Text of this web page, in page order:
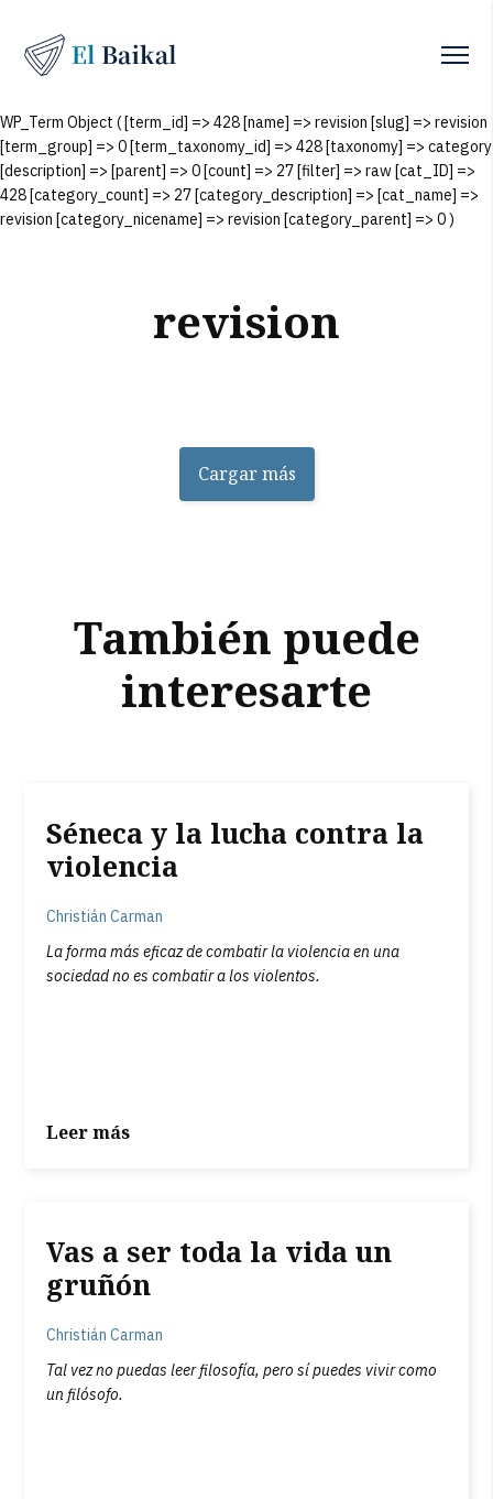
WP_Term Object ( [term_id] => 428 [name] => revision [slug] => revision
[term_group] => 0 [term_taxonomy_id] => 428 [taxonomy] => category
[description] => [parent] => 0 [count] => 27 [filter] => raw [cat_ID] =>
428 [category_count] => 27 [category_description] => [cat_name] =>
revision [category_nicename] => revision [category_parent] => 0 )
revision
Cargar más
También puede
interesarte
Séneca y la lucha contra la
violencia
Christián Carman
La forma más eficaz de combatir la violencia en una
sociedad no es combatir a los violentos.
Leer más
Vas a ser toda la vida un
gruñón
Christián Carman
Tal vez no puedas leer filosofía, pero sí puedes vivir como
un filósofo.